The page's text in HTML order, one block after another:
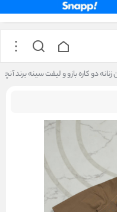
دو کاره بازو و لیفت سینه برند